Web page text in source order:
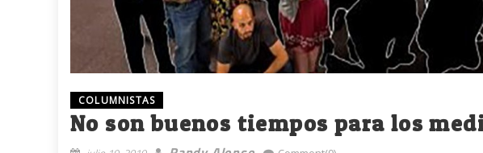
COLUMNISTAS
No son buenos tiempos para los